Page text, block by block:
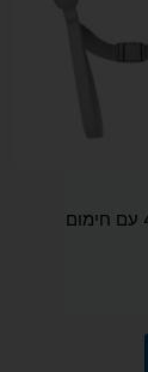
חגורת עיסוי אלחוטית 4D עם חימום